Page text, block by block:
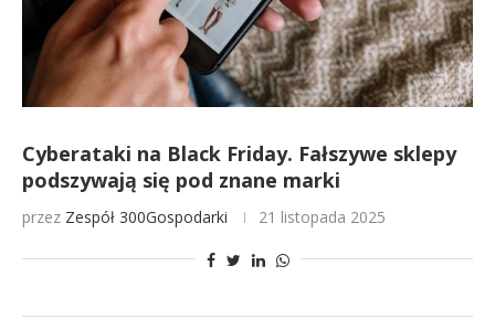
Cyberataki na Black Friday. Fałszywe sklepy
podszywają się pod znane marki
przez Zespół 300Gospodarki 21 listopada 2025